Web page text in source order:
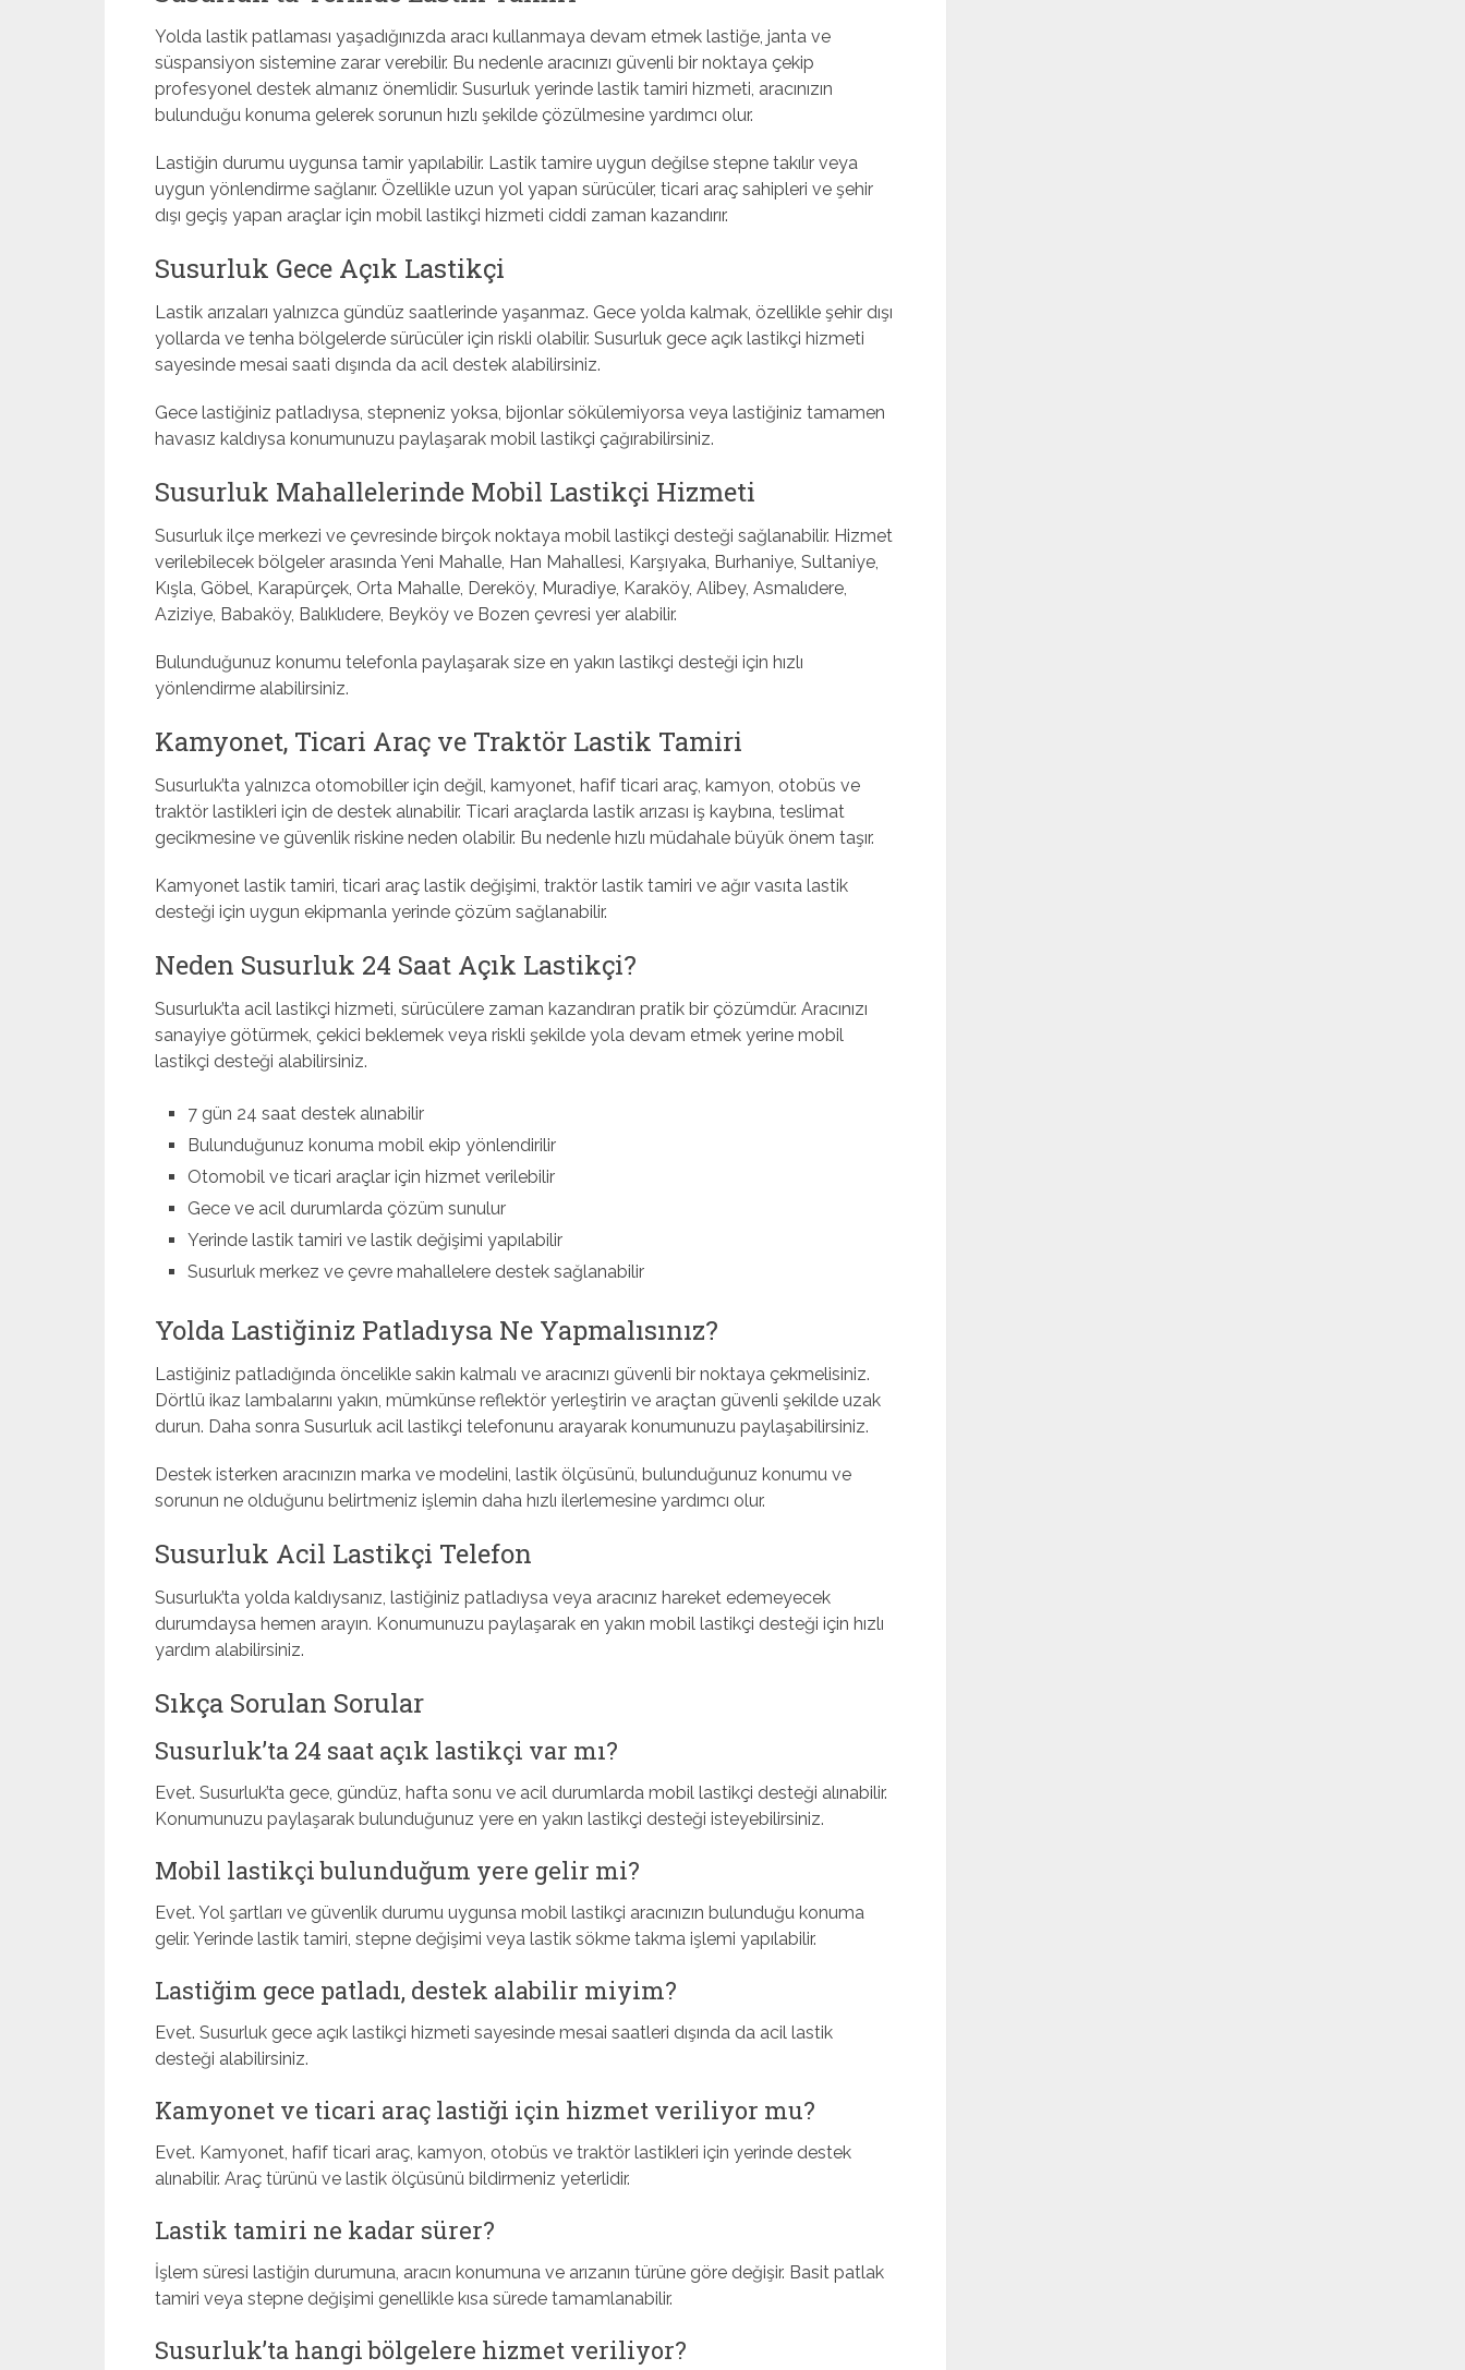
Yolda lastik patlaması yaşadığınızda aracı kullanmaya devam etmek lastiğe, janta ve
süspansiyon sistemine zarar verebilir. Bu nedenle aracınızı güvenli bir noktaya çekip
profesyonel destek almanız önemlidir. Susurluk yerinde lastik tamiri hizmeti, aracınızın
bulunduğu konuma gelerek sorunun hızlı şekilde çözülmesine yardımcı olur.
Lastiğin durumu uygunsa tamir yapılabilir. Lastik tamire uygun değilse stepne takılır veya
uygun yönlendirme sağlanır. Özellikle uzun yol yapan sürücüler, ticari araç sahipleri ve şehir
dışı geçiş yapan araçlar için mobil lastikçi hizmeti ciddi zaman kazandırır.
Susurluk Gece Açık Lastikçi
Lastik arızaları yalnızca gündüz saatlerinde yaşanmaz. Gece yolda kalmak, özellikle şehir dışı
yollarda ve tenha bölgelerde sürücüler için riskli olabilir. Susurluk gece açık lastikçi hizmeti
sayesinde mesai saati dışında da acil destek alabilirsiniz.
Gece lastiğiniz patladıysa, stepneniz yoksa, bijonlar sökülemiyorsa veya lastiğiniz tamamen
havasız kaldıysa konumunuzu paylaşarak mobil lastikçi çağırabilirsiniz.
Susurluk Mahallelerinde Mobil Lastikçi Hizmeti
Susurluk ilçe merkezi ve çevresinde birçok noktaya mobil lastikçi desteği sağlanabilir. Hizmet
verilebilecek bölgeler arasında Yeni Mahalle, Han Mahallesi, Karşıyaka, Burhaniye, Sultaniye,
Kışla, Göbel, Karapürçek, Orta Mahalle, Dereköy, Muradiye, Karaköy, Alibey, Asmalıdere,
Aziziye, Babaköy, Balıklıdere, Beyköy ve Bozen çevresi yer alabilir.
Bulunduğunuz konumu telefonla paylaşarak size en yakın lastikçi desteği için hızlı
yönlendirme alabilirsiniz.
Kamyonet, Ticari Araç ve Traktör Lastik Tamiri
Susurluk’ta yalnızca otomobiller için değil, kamyonet, hafif ticari araç, kamyon, otobüs ve
traktör lastikleri için de destek alınabilir. Ticari araçlarda lastik arızası iş kaybına, teslimat
gecikmesine ve güvenlik riskine neden olabilir. Bu nedenle hızlı müdahale büyük önem taşır.
Kamyonet lastik tamiri, ticari araç lastik değişimi, traktör lastik tamiri ve ağır vasıta lastik
desteği için uygun ekipmanla yerinde çözüm sağlanabilir.
Neden Susurluk 24 Saat Açık Lastikçi?
Susurluk’ta acil lastikçi hizmeti, sürücülere zaman kazandıran pratik bir çözümdür. Aracınızı
sanayiye götürmek, çekici beklemek veya riskli şekilde yola devam etmek yerine mobil
lastikçi desteği alabilirsiniz.
7 gün 24 saat destek alınabilir
Bulunduğunuz konuma mobil ekip yönlendirilir
Otomobil ve ticari araçlar için hizmet verilebilir
Gece ve acil durumlarda çözüm sunulur
Yerinde lastik tamiri ve lastik değişimi yapılabilir
Susurluk merkez ve çevre mahallelere destek sağlanabilir
Yolda Lastiğiniz Patladıysa Ne Yapmalısınız?
Lastiğiniz patladığında öncelikle sakin kalmalı ve aracınızı güvenli bir noktaya çekmelisiniz.
Dörtlü ikaz lambalarını yakın, mümkünse reflektör yerleştirin ve araçtan güvenli şekilde uzak
durun. Daha sonra Susurluk acil lastikçi telefonunu arayarak konumunuzu paylaşabilirsiniz.
Destek isterken aracınızın marka ve modelini, lastik ölçüsünü, bulunduğunuz konumu ve
sorunun ne olduğunu belirtmeniz işlemin daha hızlı ilerlemesine yardımcı olur.
Susurluk Acil Lastikçi Telefon
Susurluk’ta yolda kaldıysanız, lastiğiniz patladıysa veya aracınız hareket edemeyecek
durumdaysa hemen arayın. Konumunuzu paylaşarak en yakın mobil lastikçi desteği için hızlı
yardım alabilirsiniz.
Sıkça Sorulan Sorular
Susurluk’ta 24 saat açık lastikçi var mı?
Evet. Susurluk’ta gece, gündüz, hafta sonu ve acil durumlarda mobil lastikçi desteği alınabilir.
Konumunuzu paylaşarak bulunduğunuz yere en yakın lastikçi desteği isteyebilirsiniz.
Mobil lastikçi bulunduğum yere gelir mi?
Evet. Yol şartları ve güvenlik durumu uygunsa mobil lastikçi aracınızın bulunduğu konuma
gelir. Yerinde lastik tamiri, stepne değişimi veya lastik sökme takma işlemi yapılabilir.
Lastiğim gece patladı, destek alabilir miyim?
Evet. Susurluk gece açık lastikçi hizmeti sayesinde mesai saatleri dışında da acil lastik
desteği alabilirsiniz.
Kamyonet ve ticari araç lastiği için hizmet veriliyor mu?
Evet. Kamyonet, hafif ticari araç, kamyon, otobüs ve traktör lastikleri için yerinde destek
alınabilir. Araç türünü ve lastik ölçüsünü bildirmeniz yeterlidir.
Lastik tamiri ne kadar sürer?
İşlem süresi lastiğin durumuna, aracın konumuna ve arızanın türüne göre değişir. Basit patlak
tamiri veya stepne değişimi genellikle kısa sürede tamamlanabilir.
Susurluk’ta hangi bölgelere hizmet veriliyor?